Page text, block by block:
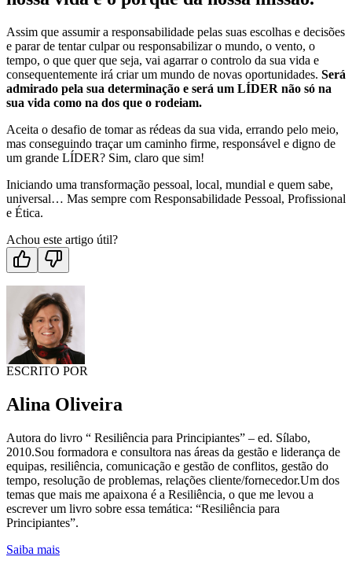
Assim que assumir a responsabilidade pelas suas escolhas e decisões
e parar de tentar culpar ou responsabilizar o mundo, o vento, o
tempo, o que quer que seja, vai agarrar o controlo da sua vida e
consequentemente irá criar um mundo de novas oportunidades. Será
admirado pela sua determinação e será um LÍDER não só na
sua vida como na dos que o rodeiam.
Aceita o desafio de tomar as rédeas da sua vida, errando pelo meio,
mas conseguindo traçar um caminho firme, responsável e digno de
um grande LÍDER? Sim, claro que sim!
Iniciando uma transformação pessoal, local, mundial e quem sabe,
universal… Mas sempre com Responsabilidade Pessoal, Profissional
e Ética.
Achou este artigo útil?
ESCRITO POR
Alina Oliveira
Autora do livro “ Resiliência para Principiantes” – ed. Sílabo,
2010.Sou formadora e consultora nas áreas da gestão e liderança de
equipas, resiliência, comunicação e gestão de conflitos, gestão do
tempo, resolução de problemas, relações cliente/fornecedor.Um dos
temas que mais me apaixona é a Resiliência, o que me levou a
escrever um livro sobre essa temática: “Resiliência para
Principiantes”.
Saiba mais